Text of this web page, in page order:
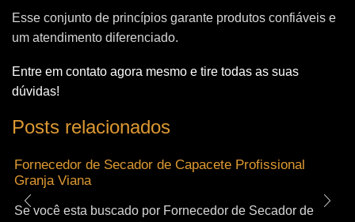
Esse conjunto de princípios garante produtos confiáveis e
um atendimento diferenciado.
Entre em contato agora mesmo e tire todas as suas
dúvidas!
Posts relacionados
Fornecedor de Secador de Capacete Profissional
Granja Viana
Se você esta buscado por Fornecedor de Secador de